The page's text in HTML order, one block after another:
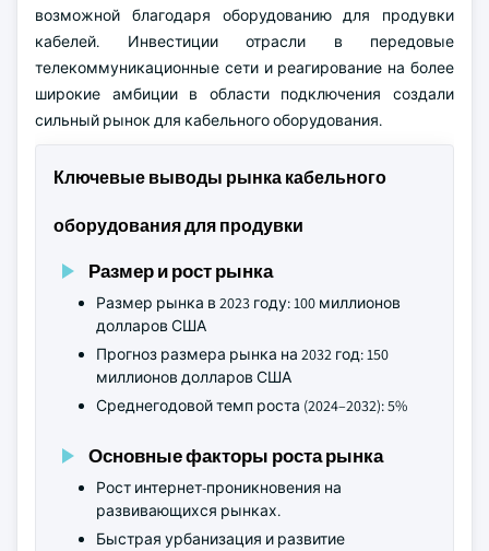
возможной благодаря оборудованию для продувки
кабелей. Инвестиции отрасли в передовые
телекоммуникационные сети и реагирование на более
широкие амбиции в области подключения создали
сильный рынок для кабельного оборудования.
Ключевые выводы рынка кабельного
оборудования для продувки
Размер и рост рынка
Размер рынка в 2023 году: 100 миллионов
долларов США
Прогноз размера рынка на 2032 год: 150
миллионов долларов США
Среднегодовой темп роста (2024–2032): 5%
Основные факторы роста рынка
Рост интернет-проникновения на
развивающихся рынках.
Быстрая урбанизация и развитие